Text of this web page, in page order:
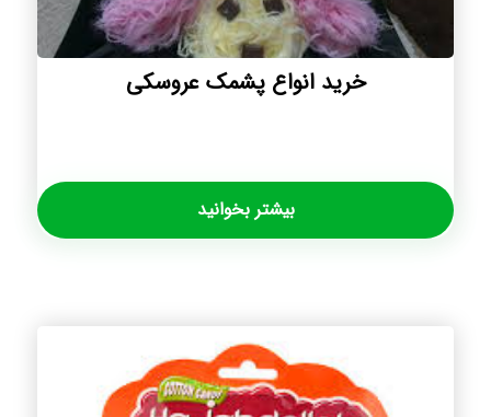
خرید انواع پشمک عروسکی
بیشتر بخوانید